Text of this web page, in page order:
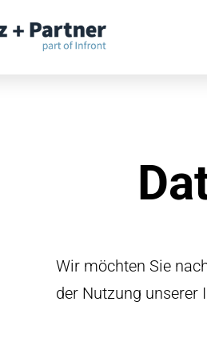
Wir möchten Sie
der Nutzung unserer